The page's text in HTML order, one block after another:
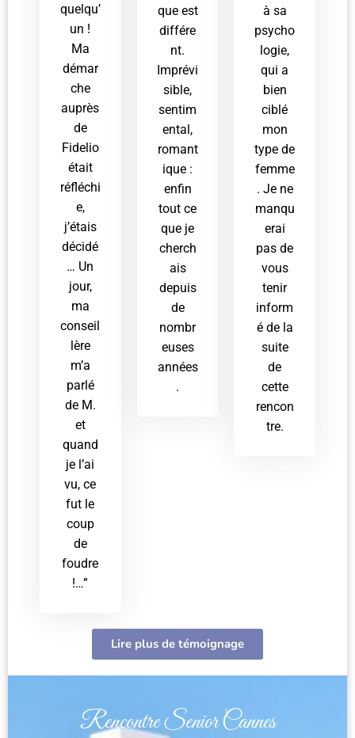
quelqu’
un !
Ma
démar
che
auprès
de
Fidelio
était
réfléchi
e,
j’étais
décidé
… Un
jour,
ma
conseil
lère
m’a
parlé
de M.
et
quand
je l’ai
vu, ce
fut le
coup
de
foudre
!…”
que est
différe
nt.
Imprévi
sible,
sentim
ental,
romant
ique :
enfin
tout ce
que je
cherch
ais
depuis
de
nombr
euses
années
.
à sa
psycho
logie,
qui a
bien
ciblé
mon
type de
femme
. Je ne
manqu
erai
pas de
vous
tenir
inform
é de la
suite
de
cette
rencon
tre.
Lire plus de témoignage
Rencontre Senior Cannes